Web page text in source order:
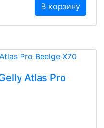
В корзину
Atlas Pro